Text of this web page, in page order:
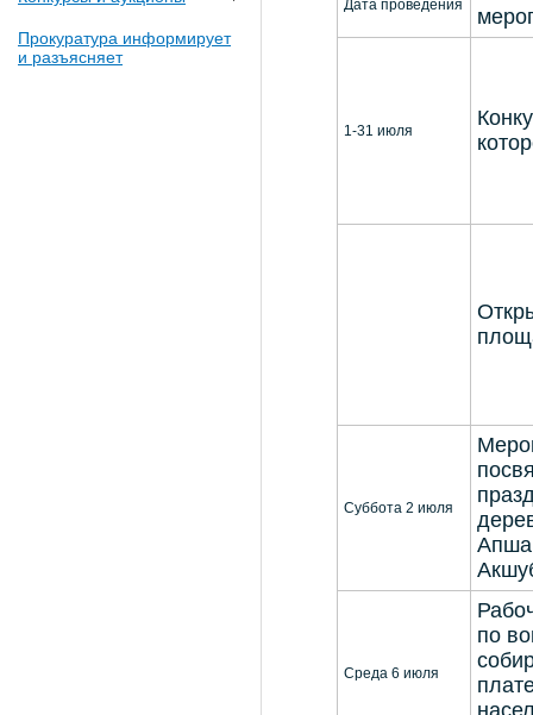
Прокуратура информирует
и разъясняет
Дата проведения
1-31 июля
Суббота 2 июля
Среда 6 июля
по